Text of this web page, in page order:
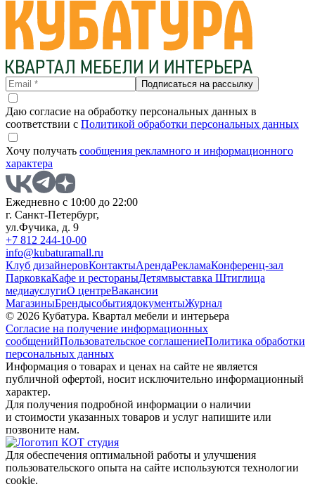
Подписаться на рассылку
Даю согласие на обработку персональных данных в
соответствии с Политикой обработки персональных данных
Хочу получать сообщения рекламного и информационного
характера
Ежедневно с 10:00 до 22:00
г. Санкт-Петербург,
ул.Фучика, д. 9
+7 812 244-10-00
info@kubaturamall.ru
Клуб дизайнеровКонтактыАрендаРекламаКонференц-зал
ПарковкаКафе и рестораныДетямвыставка Штиглица
медиауслугиО центреВакансии
МагазиныБрендысобытиядокументыЖурнал
© 2026 Кубатура. Квартал мебели и интерьера
Согласие на получение информационных
сообщенийПользовательское соглашениеПолитика обработки
персональных данных
Информация о товарах и ценах на сайте не является
публичной офертой, носит исключительно информационный
характер.
Для получения подробной информации о наличии
и стоимости указанных товаров и услуг напишите или
позвоните нам.
Для обеспечения оптимальной работы и улучшения
пользовательского опыта на сайте используются технологии
cookie.